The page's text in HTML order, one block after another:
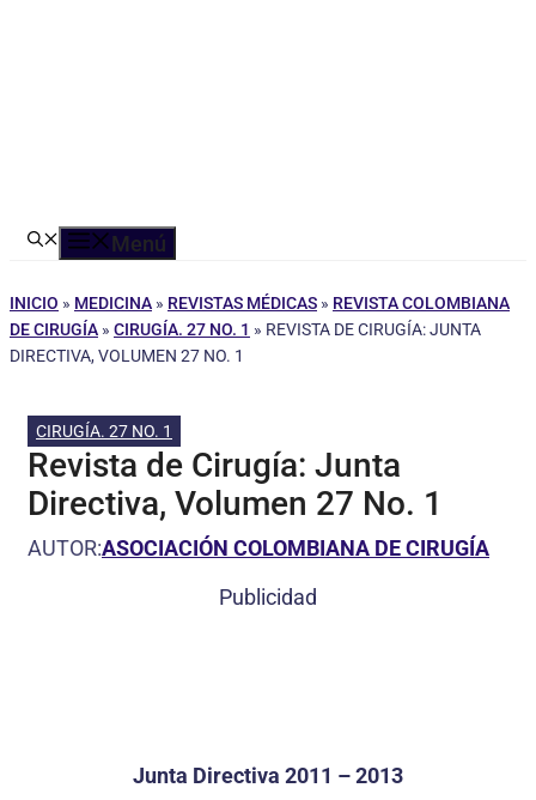
Menú
INICIO » MEDICINA » REVISTAS MÉDICAS » REVISTA COLOMBIANA
DE CIRUGÍA » CIRUGÍA. 27 NO. 1 » REVISTA DE CIRUGÍA: JUNTA
DIRECTIVA, VOLUMEN 27 NO. 1
CIRUGÍA. 27 NO. 1
Revista de Cirugía: Junta
Directiva, Volumen 27 No. 1
AUTOR:ASOCIACIÓN COLOMBIANA DE CIRUGÍA
Publicidad
Junta Directiva 2011 – 2013